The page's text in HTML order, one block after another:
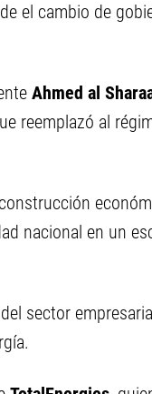
el cambio de
Ahmed al
reemplazó al
nacional en un
sector